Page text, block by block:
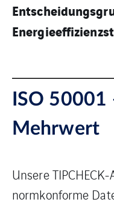
ISO
Mehrwert
Unsere
normkonforme